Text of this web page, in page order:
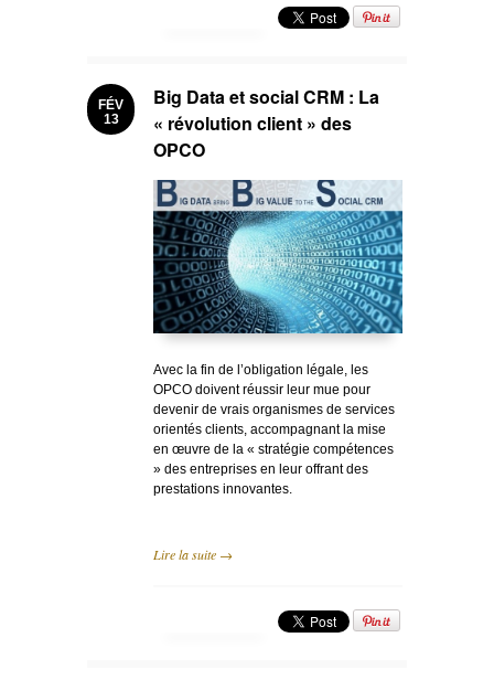
FÉV
13
Big Data et social CRM : La
« révolution client » des
OPCO
Avec la fin de l’obligation légale, les
OPCO doivent réussir leur mue pour
devenir de vrais organismes de services
orientés clients, accompagnant la mise
en œuvre de la « stratégie compétences
» des entreprises en leur offrant des
prestations innovantes.
Lire la suite →